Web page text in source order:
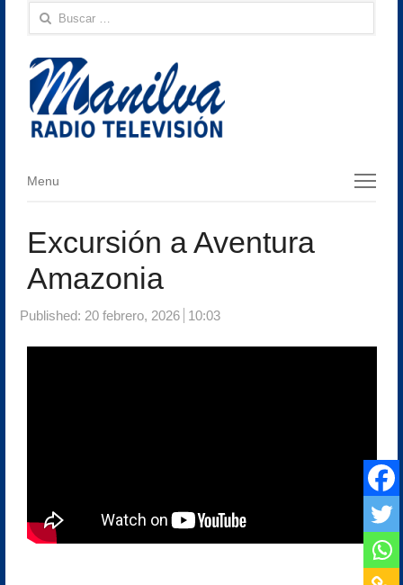
Buscar:
Menu
Menu
Excursión a Aventura
Amazonia
Published: 20 febrero, 2026 10:03